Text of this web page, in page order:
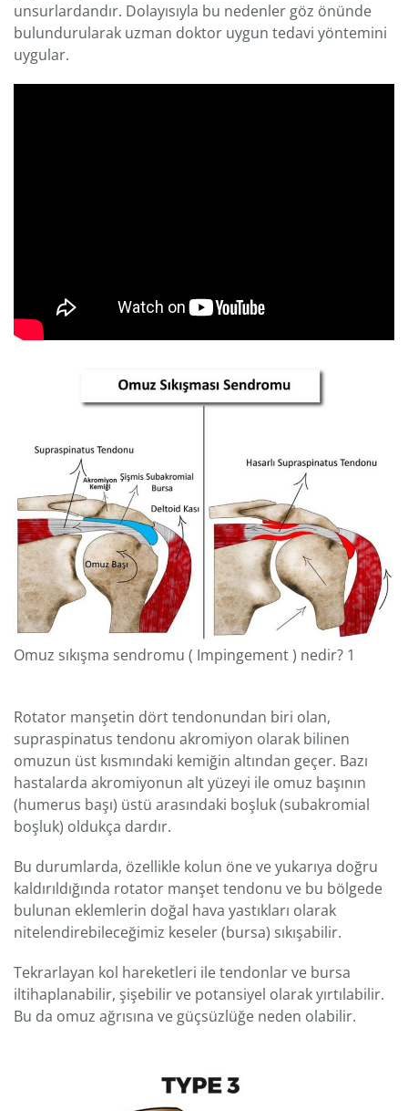
unsurlardandır. Dolayısıyla bu nedenler göz önünde
bulundurularak uzman doktor uygun tedavi yöntemini
uygular.
Omuz sıkışma sendromu ( Impingement ) nedir? 1
Rotator manşetin dört tendonundan biri olan,
supraspinatus tendonu akromiyon olarak bilinen
omuzun üst kısmındaki kemiğin altından geçer. Bazı
hastalarda akromiyonun alt yüzeyi ile omuz başının
(humerus başı) üstü arasındaki boşluk (subakromial
boşluk) oldukça dardır.
Bu durumlarda, özellikle kolun öne ve yukarıya doğru
kaldırıldığında rotator manşet tendonu ve bu bölgede
bulunan eklemlerin doğal hava yastıkları olarak
nitelendirebileceğimiz keseler (bursa) sıkışabilir.
Tekrarlayan kol hareketleri ile tendonlar ve bursa
iltihaplanabilir, şişebilir ve potansiyel olarak yırtılabilir.
Bu da omuz ağrısına ve güçsüzlüğe neden olabilir.